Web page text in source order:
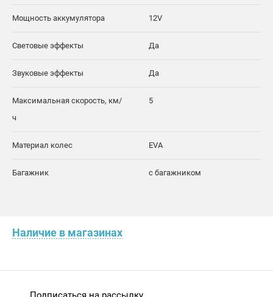
Мощность аккумулятора 12V
Световые эффекты Да
Звуковые эффекты Да
Максимальная скорость, км/
ч
5
Материал колес EVA
Багажник с багажником
Наличие в магазинах